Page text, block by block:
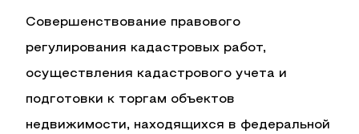
Совершенствование правового
регулирования кадастровых работ,
осуществления кадастрового учета и
подготовки к торгам объектов
недвижимости, находящихся в федеральной